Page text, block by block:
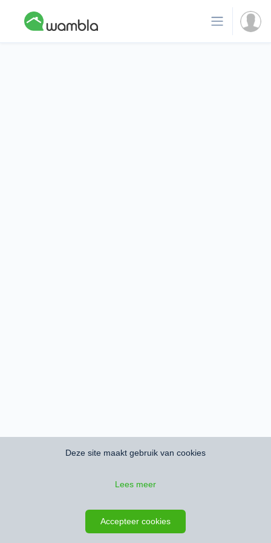
Deze site maakt gebruik van cookies
Lees meer
Accepteer cookies